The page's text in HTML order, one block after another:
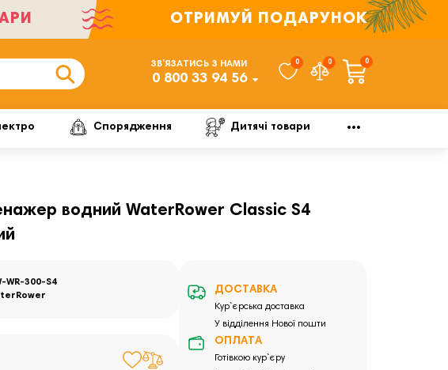
ОТРИМУЙ ПОДАРУНОК
ЗВ’ЯЗАТИСЬ З НАМИ
0 800 33 94 56
0 0 0
Спорядження Дитячі товари
водний WaterRower Classic S4
WR-300-S4
ДОСТАВКА
Кур`єрська доставка
У відділення Нової пошти
ОПЛАТА
Готівкою кур`єру